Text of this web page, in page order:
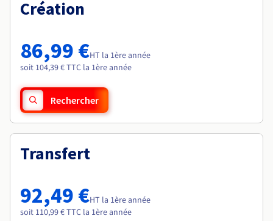
Tarifs
Roadmap & Changelog
Observabilité
Roadmap & Changelog
Roadmap & Changelog
Roadmap & Changelog
Roadmap & Changelog
Création
86,99 €HT la 1ère année
soit 104,39 € TTC la 1ère année
Rechercher
Transfert
92,49 €HT la 1ère année
soit 110,99 € TTC la 1ère année